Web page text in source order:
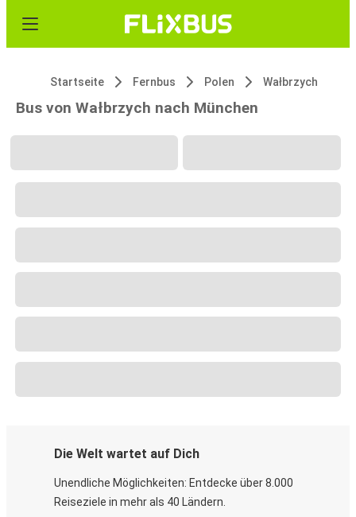
Startseite Fernbus Polen Wałbrzych
Bus von Wałbrzych nach München
Die Welt wartet auf Dich
Unendliche Möglichkeiten: Entdecke über 8.000
Reiseziele in mehr als 40 Ländern.